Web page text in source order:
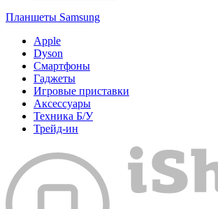
Планшеты Samsung
Apple
Dyson
Смартфоны
Гаджеты
Игровые приставки
Аксессуары
Техника Б/У
Трейд-ин